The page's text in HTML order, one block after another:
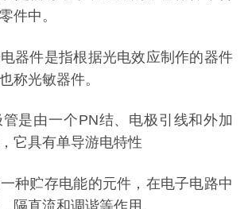
件中。
器件是指根据光电效应制作的器件
称光敏器件。
是由一个PN结、电极引线和外加
它具有单导游电特性
种贮存电能的元件，在电子电路中
隔直流和调谐等作用。